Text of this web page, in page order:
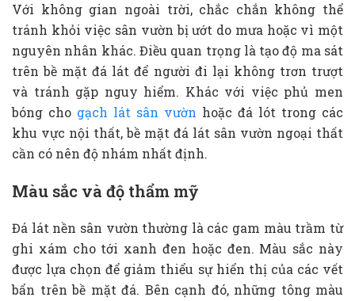
Với không gian ngoài trời, chắc chắn không thể
tránh khỏi việc sân vườn bị ướt do mưa hoặc vì một
nguyên nhân khác. Điều quan trọng là tạo độ ma sát
trên bề mặt đá lát để người đi lại không trơn trượt
và tránh gặp nguy hiểm. Khác với việc phủ men
bóng cho gạch lát sân vườn hoặc đá lót trong các
khu vực nội thất, bề mặt đá lát sân vườn ngoại thất
cần có nên độ nhám nhất định.
Màu sắc và độ thẩm mỹ
Đá lát nền sân vườn thường là các gam màu trầm từ
ghi xám cho tới xanh đen hoặc đen. Màu sắc này
được lựa chọn để giảm thiểu sự hiển thị của các vết
bẩn trên bề mặt đá. Bên cạnh đó, những tông màu